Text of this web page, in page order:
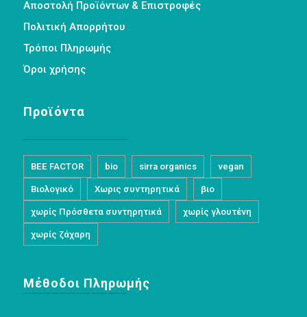
Αποστολή Προϊόντων & Επιστροφές
Πολιτική Απορρήτου
Τρόποι Πληρωμής
Όροι χρήσης
Προϊόντα
BEE FACTOR bio sirra organics vegan
Βιολογικό Χωρις συντηρητικά βιο
χωρίς Πρόσθετα συντηρητικά χωρίς γλουτένη
χωρίς ζάχαρη
Μέθοδοι Πληρωμής